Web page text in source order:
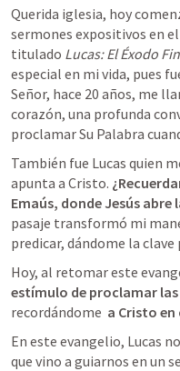
Querida iglesia, hoy
sermones expositivos en
titulado Lucas: El Éxodo
especial en mi vida, pues
Señor, hace 20 años, me
corazón, una profunda
proclamar Su Palabra
También fue Lucas quien
apunta a Cristo.
Emaús, donde Jesús abre
pasaje transformó mi
predicar, dándome la
Hoy, al retomar este
estímulo de proclamar
recordándome a Cristo
En este evangelio, Lucas
que vino a guiarnos en un